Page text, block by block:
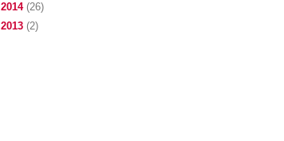
2014(26)
2013 (2)